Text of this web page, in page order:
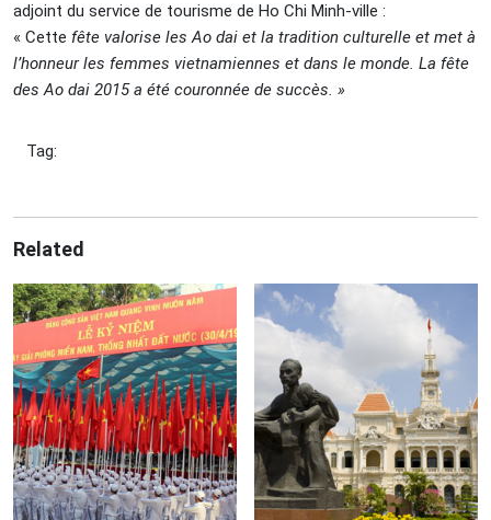
adjoint du service de tourisme de Ho Chi Minh-ville :
« Cette fête valorise les Ao dai et la tradition culturelle et met à
l’honneur les femmes vietnamiennes et dans le monde. La fête
des Ao dai 2015 a été couronnée de succès. »
Tag:
Related